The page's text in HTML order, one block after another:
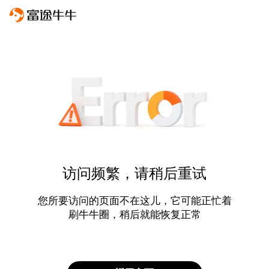
访问频繁，请稍后重试
您所要访问的页面不在这儿，它可能正忙着
刷牛牛圈，稍后就能恢复正常